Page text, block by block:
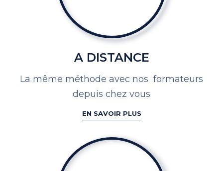
A DISTANCE
La même méthode avec nos formateurs
depuis chez vous
EN SAVOIR PLUS